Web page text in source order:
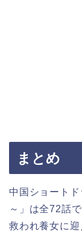
まとめ
中国ショート
～」は全72話
救われ養女に迎